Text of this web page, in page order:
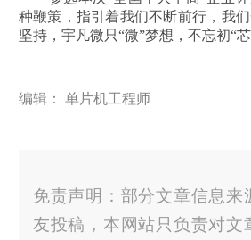
种鞭策，指引着我们不断前行，我
坚持，宇凡微只“微”梦想，不忘初“芯
编辑： 单片机工程师
免责声明：部分文章信息来
友投稿，本网站只负责对文